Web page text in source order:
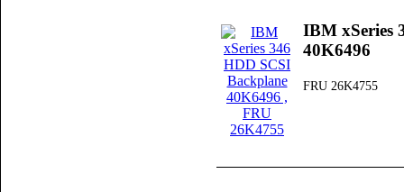
IBM xSeries
40K6496
FRU 26K4755